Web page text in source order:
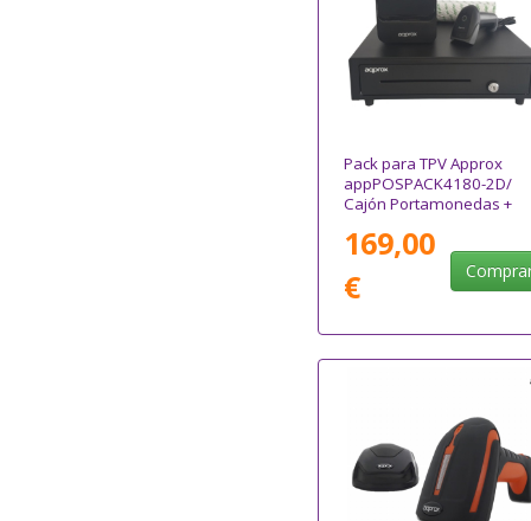
Pack para TPV Approx
appPOSPACK4180-2D/
Cajón Portamonedas +
Tickets + Lector de
+ Rollos Térmicos
169,00
€